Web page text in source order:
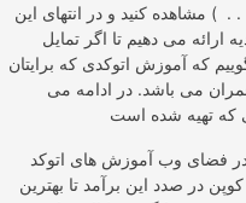
آموزش صفر تا صد اتوکد 2022 و . . . ) مشاهده کنید و در انتهای این
ارائه می دهیم تا اگر تمایل
که آموزش اتوکدی که برایتان
می باشد. در ادامه می
فضای وب آموزش های اتوکد
کوپن در صدد این برآمد تا بهترین